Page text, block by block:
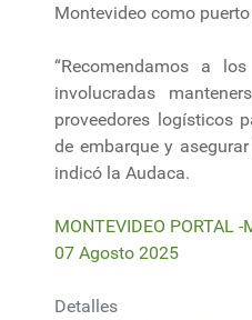
Montevideo como
“Recomendamos a
involucradas
proveedores logísticos
de embarque y
indicó la Audaca.
MONTEVIDEO PORTAL
07 Agosto 2025
Detalles